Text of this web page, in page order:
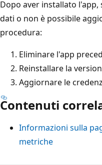
Dopo aver installato l'app,
dati o non è possibile
procedura:
Eliminare l'app
Reinstallare la
Aggiornare le
Contenuti
Informazioni sulla
metriche